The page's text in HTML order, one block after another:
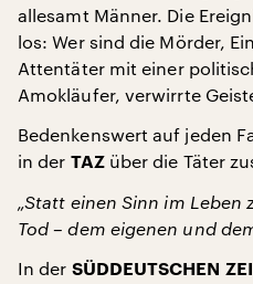
allesamt Männer. Die
los: Wer sind die Mörder,
Attentäter mit einer
Amokläufer, verwirrte
Bedenkenswert auf jeden
in der TAZüber die Täter
„Statt einen Sinn im
Tod – dem eigenen und
In der SÜDDEUTSCHEN